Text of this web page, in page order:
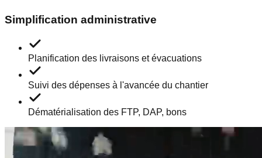
Simplification administrative
Planification des livraisons et évacuations
Suivi des dépenses à l'avancée du chantier
Dématérialisation des FTP, DAP, bons